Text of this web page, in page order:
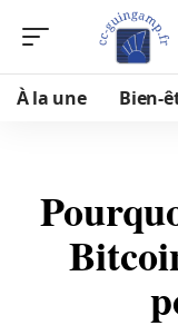
À la une Bien-